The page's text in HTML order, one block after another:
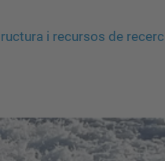
i recursos de